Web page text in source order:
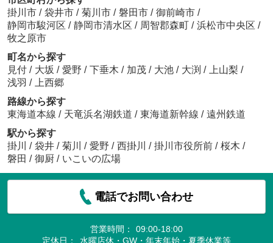
掛川市 / 袋井市 / 菊川市 / 磐田市 / 御前崎市 /
静岡市駿河区 / 静岡市清水区 / 周智郡森町 / 浜松市中央区 /
牧之原市
町名から探す
見付 / 大坂 / 愛野 / 下垂木 / 加茂 / 大池 / 大渕 / 上山梨 /
浅羽 /
上西郷
路線から探す
東海道本線 / 天竜浜名湖鉄道 / 東海道新幹線 / 遠州鉄道
駅から探す
掛川
/ 袋井 / 菊川 / 愛野 / 西掛川 / 掛川市役所前 / 桜木 /
磐田 / 御厨 / いこいの広場
電話でお問い合わせ
営業時間：
09:00-18:00
定休日：
水曜店休・GW・年末年始・夏季休業等